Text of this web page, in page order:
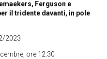
Ferguson e
il tridente davanti, in pole
2023
ore 12.30